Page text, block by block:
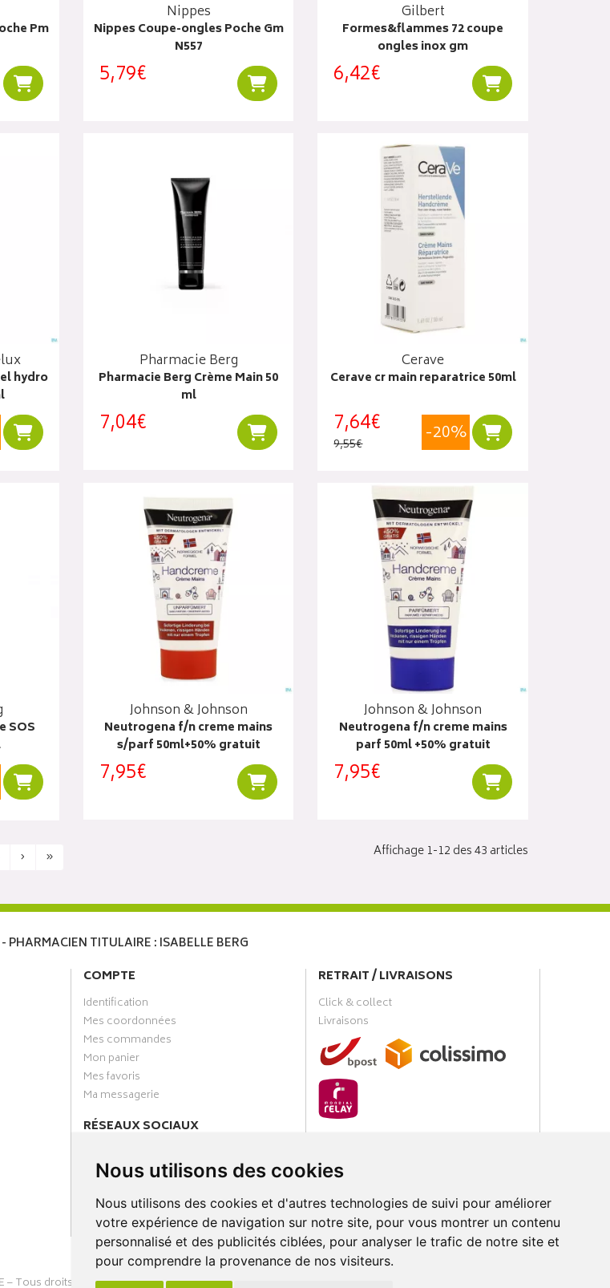
Nous utilisons des cookies
Nous utilisons des cookies et d'autres technologies de suivi pour améliorer
votre expérience de navigation sur notre site, pour vous montrer un contenu
personnalisé et des publicités ciblées, pour analyser le trafic de notre site et
pour comprendre la provenance de nos visiteurs.
Pm
Ajouter au panier
Nippes
Nippes Coupe-ongles Poche Gm
N557
5,79€ Ajouter au panier
Gilbert
Formes&flammes 72 coupe
ongles inox gm
6,42€ Ajouter au panier
hydro
Ajouter au panier
Pharmacie Berg
Pharmacie Berg Crème Main 50
ml
7,04€ Ajouter au panier
Cerave
Cerave cr main reparatrice 50ml
7,64€
9,55€ -20% Ajouter au panier
SOS
Ajouter au panier
Johnson & Johnson
Neutrogena f/n creme mains
s/parf 50ml+50% gratuit
7,95€ Ajouter au panier
Johnson & Johnson
Neutrogena f/n creme mains
parf 50ml +50% gratuit
7,95€ Ajouter au panier
› » Affichage 1-12 des 43 articles
PHARMACIEN TITULAIRE : ISABELLE BERG
COMPTE
Identification
Mes coordonnées
Mes commandes
Mon panier
Mes favoris
Ma messagerie
RÉSEAUX SOCIAUX
Annuaire des pharmacies
RETRAIT / LIVRAISONS
Click & collect
Livraisons
– Tous droits réservés –Apotekisto Pharmacie Cloud